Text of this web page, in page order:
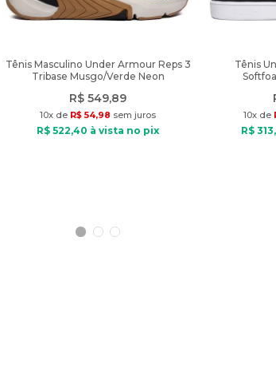
Tênis Masculino Under Armour Reps 3
Tribase Musgo/Verde Neon
R$ 549,89
10x de R$ 54,98 sem juros
R$ 522,40 à vista no pix
Tênis
10x de
R$ 313,